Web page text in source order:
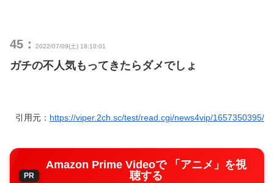
45： 2022/07/09(土) 18:10:01
ガチの不人気もってきたらダメでしょ
引用元： https://viper.2ch.sc/test/read.cgi/news4vip/1657350395/
Amazon Prime Videoで 「アニメ」を視
聴する